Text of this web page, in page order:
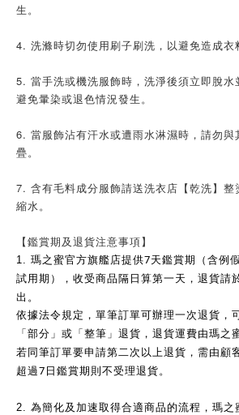
生。
4. 洗滌時切勿使用刷子刷洗，以避免造成衣
5. 當手洗或機洗服飾時，洗淨後須立即脫水
避免暈染或退色情況發生。
6. 當服飾沾有汗水或遭雨水淋濕時，請勿與
疊。
7. 含有毛料成分服飾請送洗衣店【乾洗】整
縮水。
【鑑賞期及退貨注意事項】
1. 瑪之蜜官方旗艦店提供7天鑑賞期（含例
試用期），收受商品隔日算第一天，退貨請
出。
依據法令規定，單筆訂單可辦理一次退貨，
「部分」或「整筆」退貨，退貨運費由瑪之
若同筆訂單要申請第二次以上退貨，需由顧
超過7 日鑑賞期則不受理退貨。
2. 為簡化及加速取得合適商品的流程，瑪之